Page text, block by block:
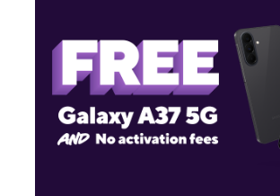
3721 Georgia Ave NW Washington, DC 20010